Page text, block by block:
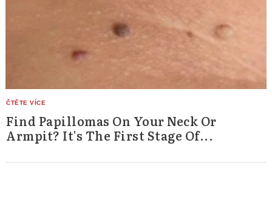
Find Papillomas On Your Neck Or
Armpit? It's The First Stage Of...